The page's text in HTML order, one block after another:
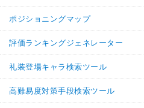
ポジショニングマップ
評価ランキングジェネレーター
礼装登場キャラ検索ツール
高難易度対策手段検索ツール